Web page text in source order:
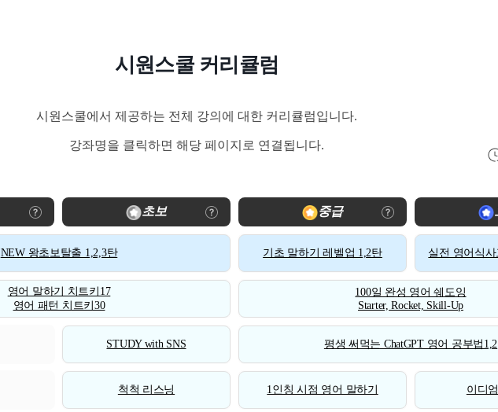
시원스쿨 커리큘럼
시원스쿨에서 제공하는 전체 강의에 대한 커리큘럼입니다.
강좌명을 클릭하면 해당 페이지로 연결됩니다.
초보 중급
NEW 왕초보탈출 1,2,3탄 기초 말하기 레벨업 1,2탄 실전 영어식
영어 말하기 치트키17
영어 패턴 치트키30
100일 완성 영어 쉐도잉
Starter, Rocket, Skill-Up
STUDY with SNS 평생 써먹는 ChatGPT 영어 공부법1,2
척척 리스닝 1인칭 시점 영어 말하기 이디